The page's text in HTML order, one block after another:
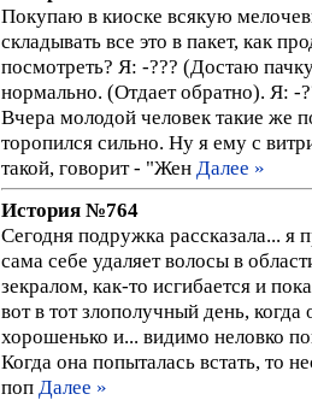
Покупаю в киоске всякую
складывать все это в пакет, как
посмотреть? Я: -??? (Достаю
нормально. (Отдает обратно). Я: -
Вчера молодой человек такие же
торопился сильно. Ну я ему с
такой, говорит - "Жен Далее »
История №764
Сегодня подружка рассказала... я
сама себе удаляет волосы в
зекралом, как-то исгибается и
вот в тот злополучный день,
хорошенько и... видимо неловко
Когда она попыталась встать, то
поп Далее »